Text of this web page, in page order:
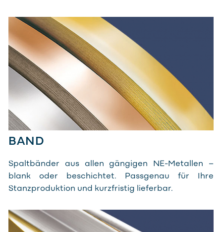
BAND
Spaltbänder aus allen gängigen NE-Metallen –
blank oder beschichtet. Passgenau für Ihre
Stanzproduktion und kurzfristig lieferbar.